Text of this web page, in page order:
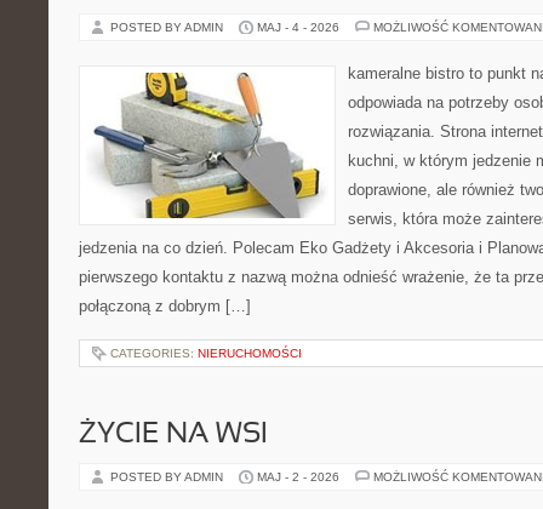
POSTED BY ADMIN MAJ - 4 - 2026 MOŻLIWOŚĆ
kameralne bistro to punkt
odpowiada na potrzeby
rozwiązania. Strona
kuchni, w którym jedzenie
doprawione, ale również
serwis, która może
jedzenia na co dzień. Polecam Eko Gadżety i Akcesoria i
pierwszego kontaktu z nazwą można odnieść wrażenie, że ta
połączoną z dobrym […]
CATEGORIES: NIERUCHOMOŚCI
ŻYCIE NA WSI
POSTED BY ADMIN MAJ - 2 - 2026 MOŻLIWOŚĆ